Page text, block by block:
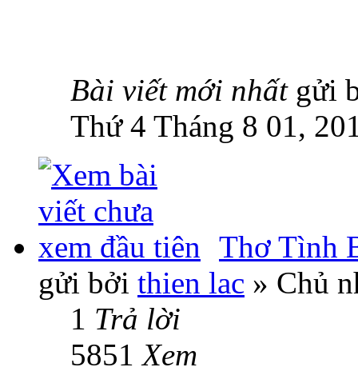
Bài viết mới nhất gửi
Thứ 4 Tháng 8 01,
Thơ Tình
gửi bởi thien lac » Chủ
1 Trả lời
5851Xem